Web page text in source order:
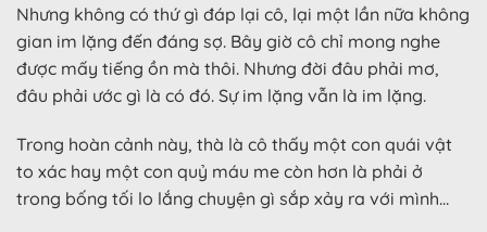
Nhưng không có thứ gì đáp lại cô, lại một lần nữa không
gian im lặng đến đáng sợ. Bây giờ cô chỉ mong nghe
được mấy tiếng ồn mà thôi. Nhưng đời đâu phải mơ,
đâu phải ước gì là có đó. Sự im lặng vẫn là im lặng.
Trong hoàn cảnh này, thà là cô thấy một con quái vật
to xác hay một con quỷ máu me còn hơn là phải ở
trong bống tối lo lắng chuyện gì sắp xảy ra với mình…